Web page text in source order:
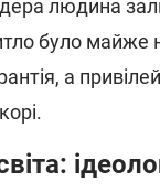
людина
було майже
а